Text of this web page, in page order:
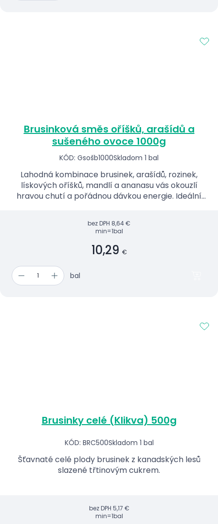
Brusinková směs oříšků, arašídů a
sušeného ovoce 1000g
KÓD: Gsošb1000Skladom 1 bal
Lahodná kombinace brusinek, arašídů, rozinek,
lískových oříšků, mandlí a ananasu vás okouzlí
hravou chutí a pořádnou dávkou energie. Ideální
bez DPH 8,64 €
min=1bal
10,29 €
bal
Brusinky celé (Klikva) 500g
KÓD: BRC500Skladom 1 bal
Šťavnaté celé plody brusinek z kanadských lesů
slazené třtinovým cukrem.
bez DPH 5,17 €
min=1bal